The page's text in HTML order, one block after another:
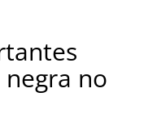
no